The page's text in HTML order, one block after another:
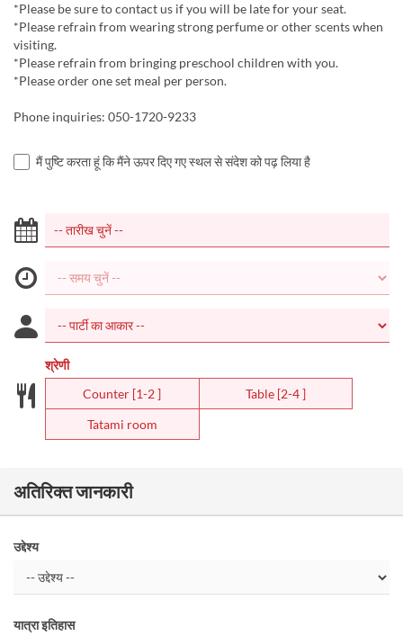
*Please be sure to contact us if you will be late for your seat.
*Please refrain from wearing strong perfume or other scents when
visiting.
*Please refrain from bringing preschool children with you.
*Please order one set meal per person.
Phone inquiries: 050-1720-9233
मैं पुष्टि करता हूं कि मैंने ऊपर दिए गए स्थल से संदेश को पढ़ लिया है
श्रेणी
Counter [1-2 ]
Table [2-4 ]
Tatami room
अतिरिक्त जानकारी
उद्देश्य
यात्रा इतिहास